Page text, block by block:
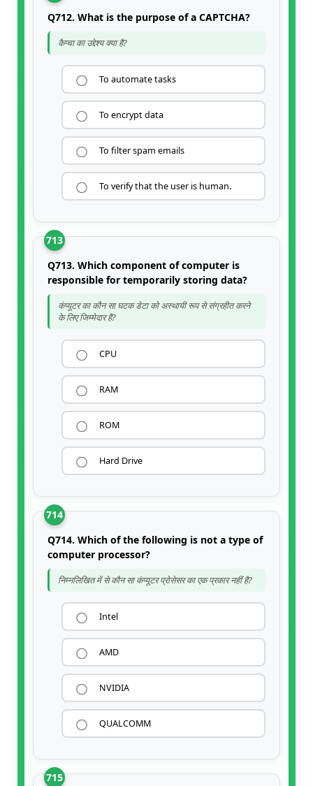
Q712. What is the purpose of a CAPTCHA?
कैप्चा का उद्देश्य क्या है?
To automate tasks
To encrypt data
To filter spam emails
To verify that the user is human.
713
Q713. Which component of computer is
responsible for temporarily storing data?
कंप्यूटर का कौन सा घटक डेटा को अस्थायी रूप से संग्रहीत करने
के लिए जिम्मेदार है?
CPU
RAM
ROM
Hard Drive
714
Q714. Which of the following is not a type of
computer processor?
निम्नलिखित में से कौन सा कंप्यूटर प्रोसेसर का एक प्रकार नहीं है?
Intel
AMD
NVIDIA
QUALCOMM
715